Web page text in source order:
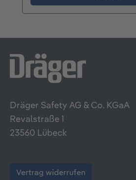
Dräger Safety AG & Co. KGaA
Revalstraße 1
23560 Lübeck
Vertrag widerrufen